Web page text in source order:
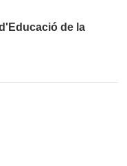
de la